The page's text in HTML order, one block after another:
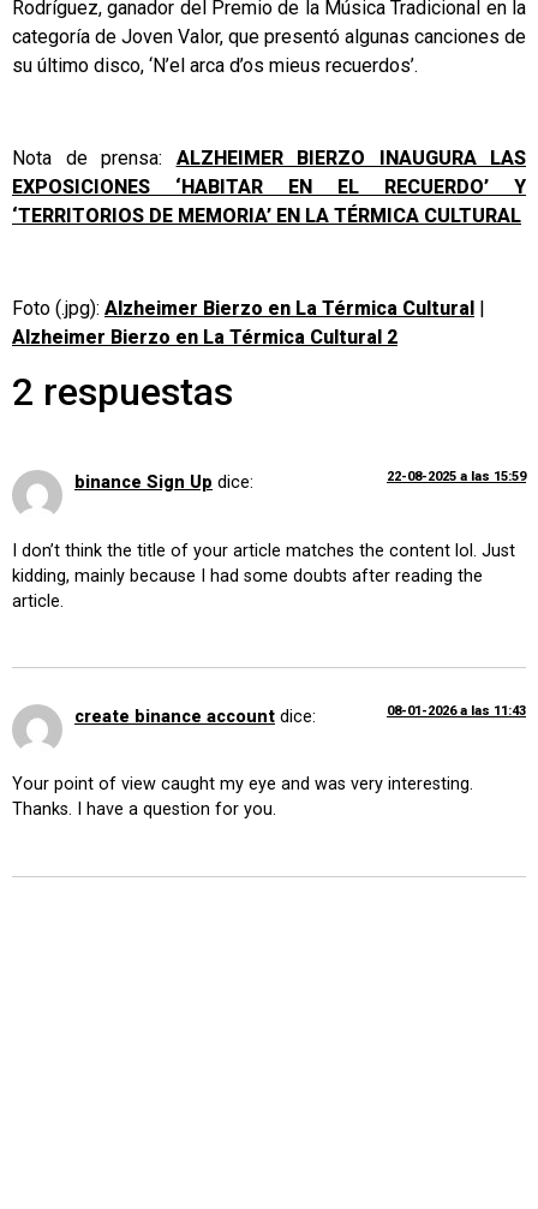
Rodríguez, ganador del Premio de la Música Tradicional en la
categoría de Joven Valor, que presentó algunas canciones de
su último disco, ‘N’el arca d’os mieus recuerdos’.
Nota de prensa: ALZHEIMER BIERZO INAUGURA LAS
EXPOSICIONES ‘HABITAR EN EL RECUERDO’ Y
‘TERRITORIOS DE MEMORIA’ EN LA TÉRMICA CULTURAL
Foto (.jpg): Alzheimer Bierzo en La Térmica Cultural |
Alzheimer Bierzo en La Térmica Cultural 2
2 respuestas
binance Sign Up dice: 22-08-2025 a las 15:59
I don’t think the title of your article matches the content lol. Just
kidding, mainly because I had some doubts after reading the
article.
create binance account dice: 08-01-2026 a las 11:43
Your point of view caught my eye and was very interesting.
Thanks. I have a question for you.